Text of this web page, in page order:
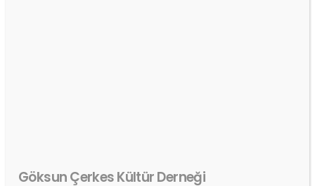
Göksun Çerkes Kültür Derneği